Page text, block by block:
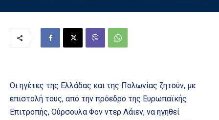
Οι ηγέτες της Ελλάδας και της Πολωνίας ζητούν, με
επιστολή τους, από την πρόεδρο της Ευρωπαϊκής
Επιτροπής, Ούρσουλα Φον ντερ Λάιεν, να ηγηθεί